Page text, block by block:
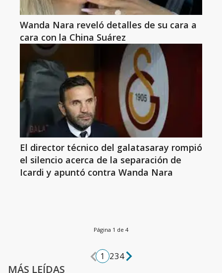
Wanda Nara reveló detalles de su cara a
cara con la China Suárez
El director técnico del galatasaray rompió
el silencio acerca de la separación de
Icardi y apuntó contra Wanda Nara
Página 1 de 4
1 234
MÁS LEÍDAS